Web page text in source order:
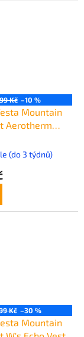
Kč –10 %
Mountain
Aerotherm
(do 3 týdnů)
Kč –30 %
Mountain